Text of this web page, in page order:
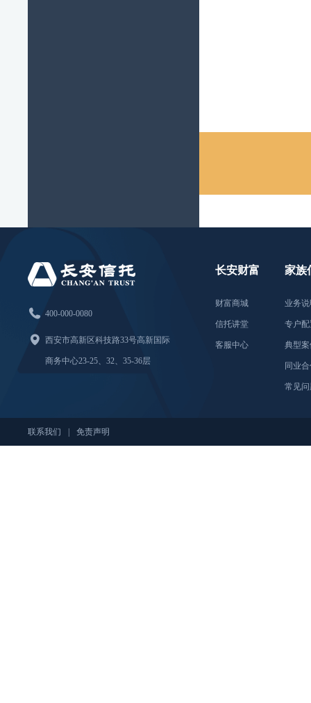
 400-000-0080
 西安市高新区科技路33号高新国际
商务中心23-25、32、35-36层
长安财富
财富商城
信托讲堂
客服中心
家族
业务
专户
典型
同业
常见
联系我们 免责声明